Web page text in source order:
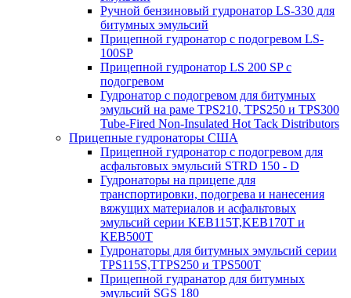
Ручной бензиновый гудронатор LS-330 для
битумных эмульсий
Прицепной гудронатор с подогревом LS-
100SP
Прицепной гудронатор LS 200 SP с
подогревом
Гудронатор с подогревом для битумных
эмульсий на раме TPS210, TPS250 и TPS300
Tube-Fired Non-Insulated Hot Tack Distributors
Прицепные гудронаторы США
Прицепной гудронатор с подогревом для
асфальтовых эмульсий STRD 150 - D
Гудронаторы на прицепе для
транспортировки, подогрева и нанесения
вяжущих материалов и асфальтовых
эмульсий серии KEB115T,KEB170T и
KEB500T
Гудронаторы для битумных эмульсий серии
TPS115S,TTPS250 и TPS500T
Прицепной гудранатор для битумных
эмульсий SGS 180